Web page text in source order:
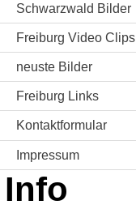
Schwarzwald Bilder
Freiburg Video Clips
neuste Bilder
Freiburg Links
Kontaktformular
Impressum
Info